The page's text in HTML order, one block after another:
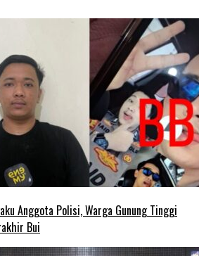
Anggota Polisi, Warga Gunung Tinggi
Bui